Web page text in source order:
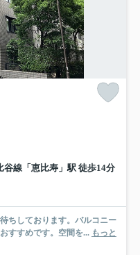
谷線「恵比寿」駅 徒歩14分
ちしております。バルコニー
すすめです。空間を... もっと